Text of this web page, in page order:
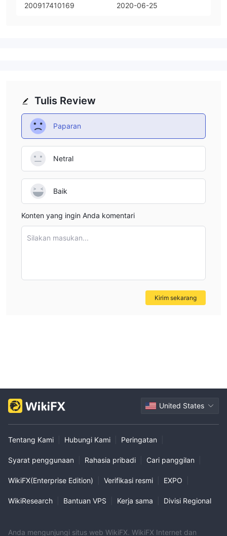
200917410169
2020-06-25
Tulis Review
Paparan
Netral
Baik
Konten yang ingin Anda komentari
Silakan masukan...
Kirim sekarang
United States
Tentang Kami Hubungi Kami Peringatan
Syarat penggunaan Rahasia pribadi Cari panggilan
WikiFX(Enterprise Edition) Verifikasi resmi EXPO
WikiResearch Bantuan VPS Kerja sama Divisi Regional
Anda mengunjungi situs web WikiFX. WikiFX Internet dan